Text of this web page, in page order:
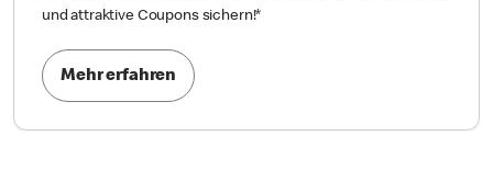
und attraktive Coupons sichern!*
Mehr erfahren